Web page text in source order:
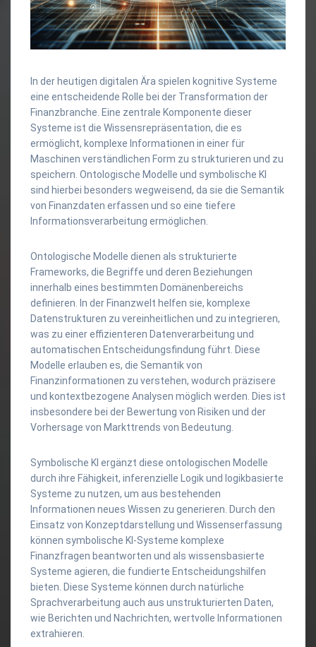
In der heutigen digitalen Ära spielen kognitive Systeme
eine entscheidende Rolle bei der Transformation der
Finanzbranche. Eine zentrale Komponente dieser
Systeme ist die Wissensrepräsentation, die es
ermöglicht, komplexe Informationen in einer für
Maschinen verständlichen Form zu strukturieren und zu
speichern. Ontologische Modelle und symbolische KI
sind hierbei besonders wegweisend, da sie die Semantik
von Finanzdaten erfassen und so eine tiefere
Informationsverarbeitung ermöglichen.
Ontologische Modelle dienen als strukturierte
Frameworks, die Begriffe und deren Beziehungen
innerhalb eines bestimmten Domänenbereichs
definieren. In der Finanzwelt helfen sie, komplexe
Datenstrukturen zu vereinheitlichen und zu integrieren,
was zu einer effizienteren Datenverarbeitung und
automatischen Entscheidungsfindung führt. Diese
Modelle erlauben es, die Semantik von
Finanzinformationen zu verstehen, wodurch präzisere
und kontextbezogene Analysen möglich werden. Dies ist
insbesondere bei der Bewertung von Risiken und der
Vorhersage von Markttrends von Bedeutung.
Symbolische KI ergänzt diese ontologischen Modelle
durch ihre Fähigkeit, inferenzielle Logik und logikbasierte
Systeme zu nutzen, um aus bestehenden
Informationen neues Wissen zu generieren. Durch den
Einsatz von Konzeptdarstellung und Wissenserfassung
können symbolische KI-Systeme komplexe
Finanzfragen beantworten und als wissensbasierte
Systeme agieren, die fundierte Entscheidungshilfen
bieten. Diese Systeme können durch natürliche
Sprachverarbeitung auch aus unstrukturierten Daten,
wie Berichten und Nachrichten, wertvolle Informationen
extrahieren.